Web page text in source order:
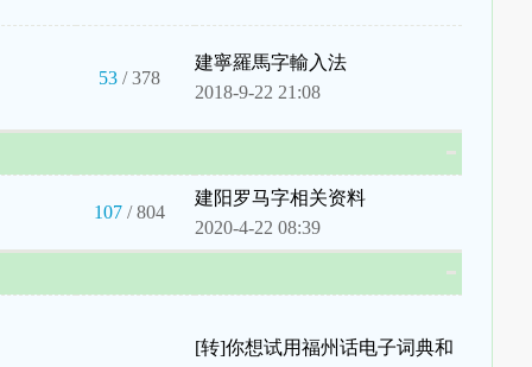
53/ 378
建寧羅馬字輸入法
2018-9-22 21:08
107/ 804
建阳罗马字相关资料
2020-4-22 08:39
[转]你想试用福州话电子词典和